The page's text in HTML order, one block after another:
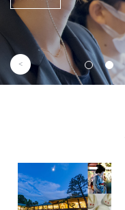
事業概要を見る